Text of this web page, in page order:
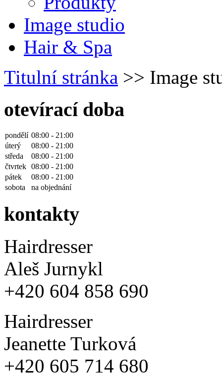
Image studio
Hair & Spa
Titulní stránka >> Image
otevírací doba
pondělí 08:00 - 21:00
úterý
08:00 - 21:00
středa
08:00 - 21:00
čtvrtek 08:00 - 21:00
pátek
08:00 - 21:00
sobota
na objednání
kontakty
Hairdresser
Aleš Jurnykl
+420 604 858 690
Hairdresser
Jeanette Turková
+420 605 714 680